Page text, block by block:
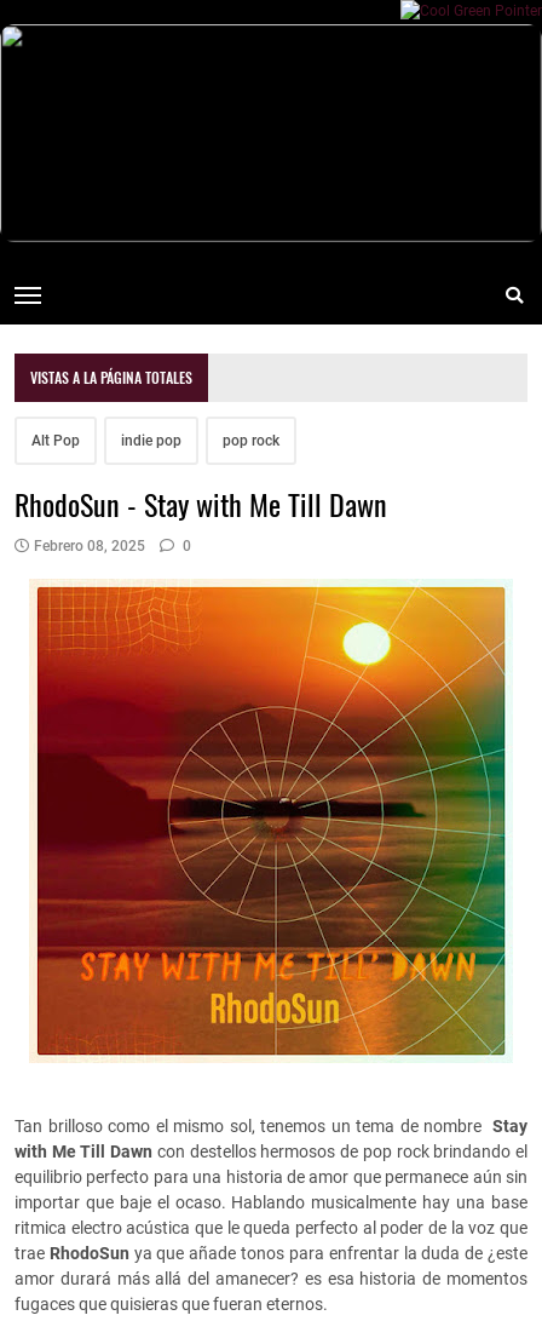
VISTAS A LA PÁGINA TOTALES
Alt Pop indie pop pop rock
RhodoSun - Stay with Me Till Dawn
Febrero 08, 2025 0
Tan brilloso como el mismo sol, tenemos un tema de nombre Stay
with Me Till Dawn con destellos hermosos de pop rock brindando el
equilibrio perfecto para una historia de amor que permanece aún sin
importar que baje el ocaso. Hablando musicalmente hay una base
ritmica electro acústica que le queda perfecto al poder de la voz que
trae RhodoSun ya que añade tonos para enfrentar la duda de ¿este
amor durará más allá del amanecer? es esa historia de momentos
fugaces que quisieras que fueran eternos.